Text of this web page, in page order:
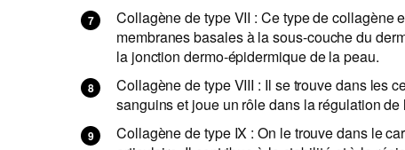
Collagène de type VII : Ce type de collagène
membranes basales à la sous-couche du
la jonction dermo-épidermique de la peau.
Collagène de type VIII : Il se trouve dans les
sanguins et joue un rôle dans la régulation
Collagène de type IX : On le trouve dans le